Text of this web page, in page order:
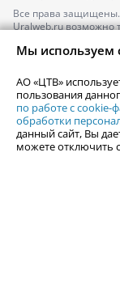
Все права
Uralweb.ru возможно
По вопросам
По вопросам
afisha@uralweb.ru
Пользовательское
Политика АО «ЦТВ»
Мы используем
АО «ЦТВ»
пользования
по работе с cookie-
обработки
данный сайт, Вы
можете отключить